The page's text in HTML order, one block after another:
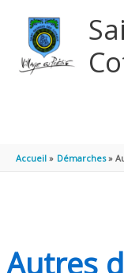
Accueil Démarches
Autres